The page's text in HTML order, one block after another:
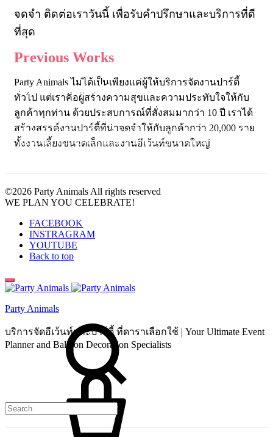
Little Mermaid
ปล่อยใจให้ล่องลอยไปกับโลกใต้ทะเลอันสวยงามในปาร์ตี้ Little
Mermaid เจ้าหญิงแอเรียลและผองเพื่อนจะมาสร้างความสนุกสนานให้
กับเด็กๆ ทุกคนด้วยกิจกรรมและเกมส์สุดหรรษา ที่จะพาพวกเขาเดินทาง
จดจำ ติดต่อเราวันนี้ เพื่อรับคำปรึกษาและบริการที่ดี
ที่สุด
Previous Works​
Party Animals ไม่ได้เป็นเพียงแค่ผู้ให้บริการจัดงานปาร์ตี้
ทั่วไป แต่เราคือผู้สร้างความสุขและความประทับใจให้กับ
ลูกค้าทุกท่าน ด้วยประสบการณ์ที่สั่งสมมากว่า 10 ปี เราได้
สร้างสรรค์งานปาร์ตี้ที่น่าจดจำให้กับลูกค้ากว่า 20,000 ราย
ทั้งงานเลี้ยงขนาดเล็กและงานอีเว้นท์ขนาดใหญ่
©2026 Party Animals All rights reserved
WE PLAN YOU CELEBRATE!
FACEBOOK
INSTRAGRAM
YOUTUBE
Back to top
Party Animals
บริการจัดอีเว้นท์และปาร์ตี้ ที่ดาราเลือกใช้ | Your Ultimate Event
Planner and Balloon Decoration Specialists
Search